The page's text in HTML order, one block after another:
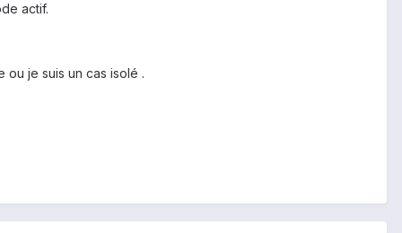
actif.
je suis un cas isolé .